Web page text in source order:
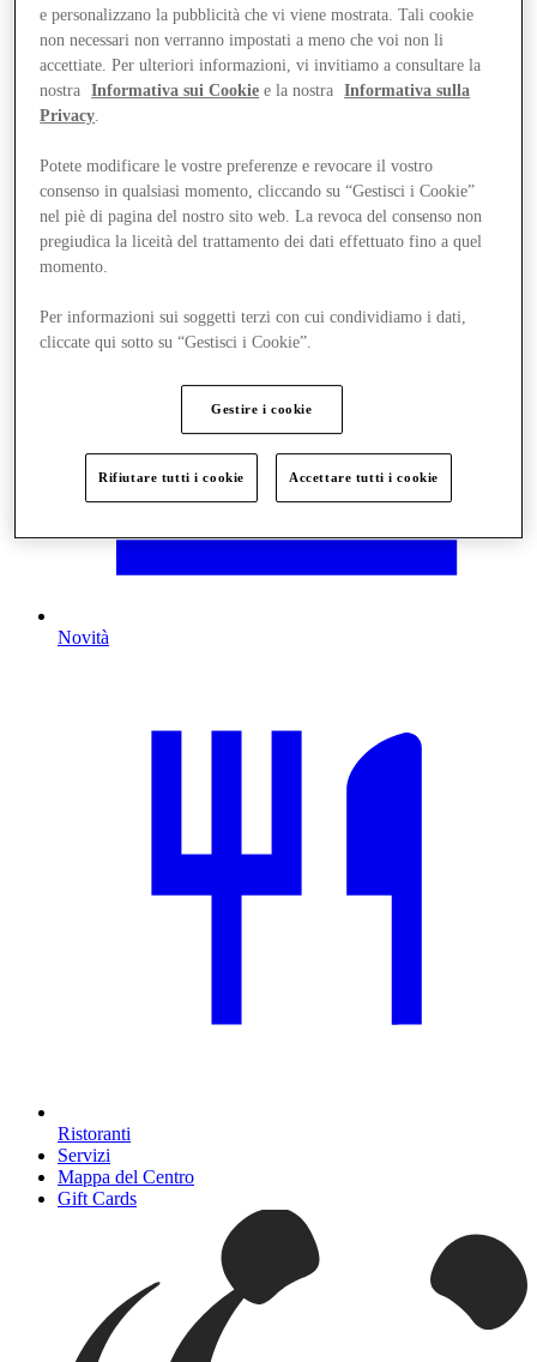
Novità
Ristoranti
Servizi
Mappa del Centro
Gift Cards
e personalizzano la pubblicità che vi viene mostrata. Tali cookie
non necessari non verranno impostati a meno che voi non li
accettiate. Per ulteriori informazioni, vi invitiamo a consultare la
nostra Informativa sui Cookie e la nostra
Informativa sulla
Privacy
Potete modificare le vostre preferenze e revocare il vostro
consenso in qualsiasi momento, cliccando su “Gestisci i Cookie”
nel piè di pagina del nostro sito web. La revoca del consenso non
pregiudica la liceità del trattamento dei dati effettuato fino a quel
momento.
Per informazioni sui soggetti terzi con cui condividiamo i dati,
cliccate qui sotto su “Gestisci i Cookie”.
Gestire i cookie
Rifiutare tutti i cookie Accettare tutti i cookie